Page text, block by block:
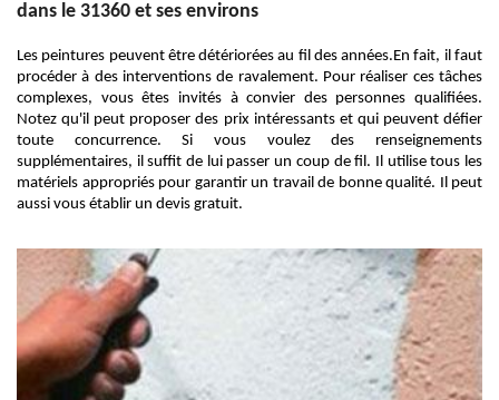
dans le 31360 et ses environs
Les peintures peuvent être détériorées au fil des années.En fait, il faut
procéder à des interventions de ravalement. Pour réaliser ces tâches
complexes, vous êtes invités à convier des personnes qualifiées.
Notez qu'il peut proposer des prix intéressants et qui peuvent défier
toute concurrence. Si vous voulez des renseignements
supplémentaires, il suffit de lui passer un coup de fil. Il utilise tous les
matériels appropriés pour garantir un travail de bonne qualité. Il peut
aussi vous établir un devis gratuit.